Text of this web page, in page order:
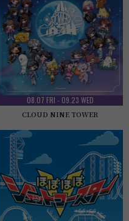
08.07 FRI - 09.23 WED
CLOUD NINE TOWER